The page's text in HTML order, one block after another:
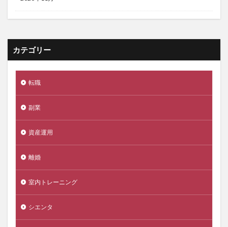
カテゴリー
転職
副業
資産運用
離婚
室内トレーニング
シエンタ